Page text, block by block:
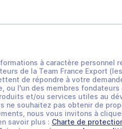
à caractère personnel
de la Team France Export
de répondre à votre
ou l'un des membres
et/ou services utiles au
ne souhaitez pas obtenir de
nous vous invitons à
savoir plus : Charte de